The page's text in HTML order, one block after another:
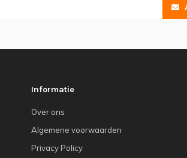
Informatie
Over ons
Algemene voorwaarden
Privacy Policy